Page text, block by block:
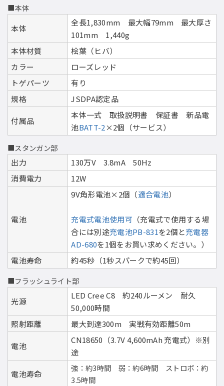
■本体
本体
全長1,830mm 最大幅79mm 最大厚さ
101mm 1,440g
本体材質
桧葉（ヒバ）
カラー
ローズレッド
トゲパーツ
有り
規格
JSDPA認定品
付属品
本体一式 取扱説明書 保証書 新品電
池BATT-2×2個（サービス）
■スタンガン部
出力
130万V 3.8mA 50Hz
消費電力
12W
電池
9V角形電池×2個（適合電池）
充電式電池使用可 （充電式で使用する場
合には別途充電池PB-831を2個と充電器
AD-680を1個をお買い求めください。）
電池寿命
約45秒（1秒スパークで約45回）
■フラッシュライト部
光源
LED Cree C8 約240ルーメン 耐久
50,000時間
照射距離
最大到達300m 実戦有効距離50m
電池
CN18650（3.7V 4,600mAh 充電式）※別
途
電池寿命
強：約3時間 弱：約6時間 ストロボ：約
3.5時間